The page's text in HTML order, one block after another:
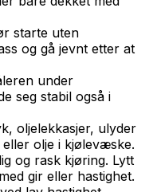
starte uten
og gå jevnt etter at
under
seg stabil også i
oljelekkasjer, ulyder
olje i kjølevæske.
og rask kjøring. Lytt
gir eller hastighet.